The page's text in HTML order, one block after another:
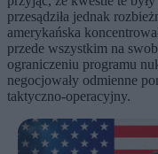
przesądziła jednak
amerykańska
przede wszystkim na
ograniczeniu programu
negocjowały odmienne
taktyczno-operacyjny.